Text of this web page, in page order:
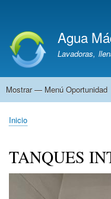
cuenta
usuario
Agua
Lavadoras,
Menú
Mostrar — Menú Oportunidad
Lavadoras
Líneas
Llenadoras
Cajones
Tanques
Hornos
Ozonizadores
Repartos/Soderías
Vehículos
Otra
Sobrescribir
de
Inicio
TANQUES